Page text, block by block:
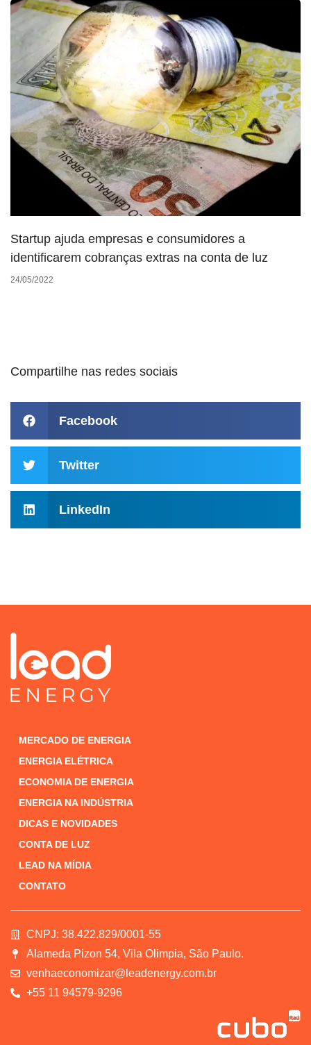
Startup ajuda empresas e consumidores a
identificarem cobranças extras na conta de luz
24/05/2022
Compartilhe nas redes sociais
Facebook
Twitter
LinkedIn
MERCADO DE ENERGIA
ENERGIA ELÉTRICA
ECONOMIA DE ENERGIA
ENERGIA NA INDÚSTRIA
DICAS E NOVIDADES
CONTA DE LUZ
LEAD NA MÍDIA
CONTATO
CNPJ: 38.422.829/0001-55
Alameda Pizon 54, Vila Olimpia, São Paulo.
venhaeconomizar@leadenergy.com.br
+55 11 94579-9296